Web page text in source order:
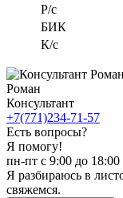
Р/с
БИК
К/с
Роман
Консультант
+7(771)234-71-57
Есть вопросы?
Я помогу!
пн-пт с 9:00 до 18:00
Я разбираюсь в
свяжемся.